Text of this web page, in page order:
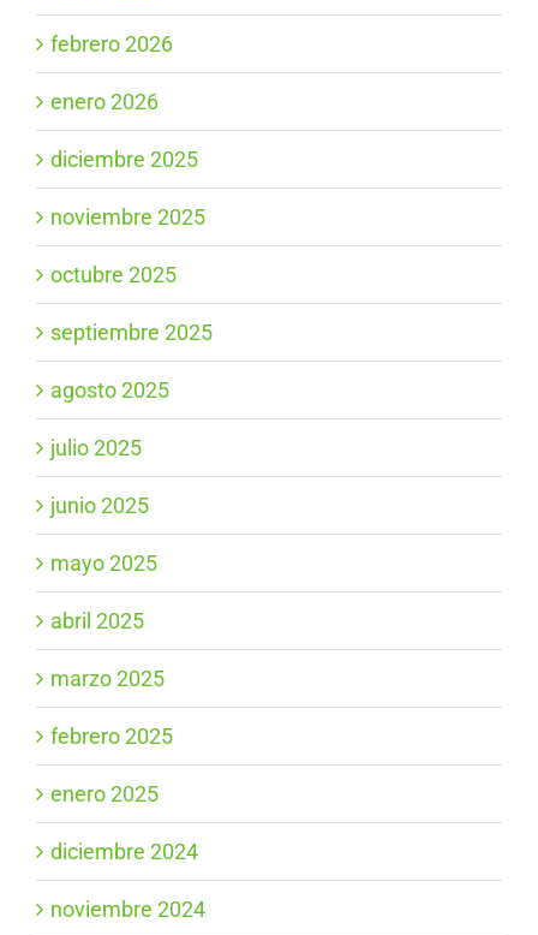
febrero 2026
enero 2026
diciembre 2025
noviembre 2025
octubre 2025
septiembre 2025
agosto 2025
julio 2025
junio 2025
mayo 2025
abril 2025
marzo 2025
febrero 2025
enero 2025
diciembre 2024
noviembre 2024